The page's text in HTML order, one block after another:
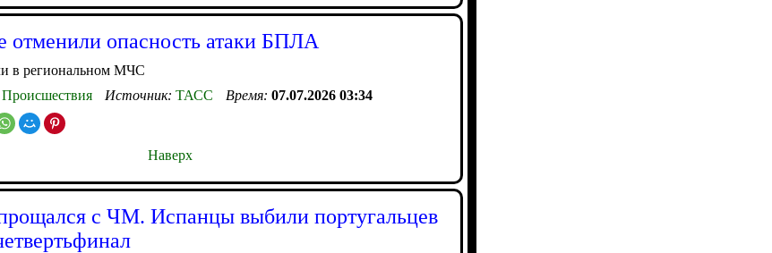
отменили опасность атаки БПЛА
в региональном МЧС
Происшествия Источник: ТАСС Время: 07.07.2026 03:34
Наверх
с ЧМ. Испанцы выбили португальцев